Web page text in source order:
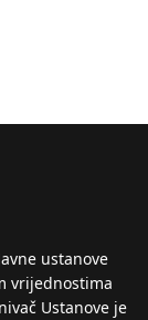
ustanove
vrijednostima
Ustanove je